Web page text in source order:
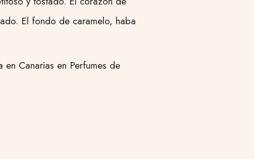
El fondo de caramelo, haba
Canarias en Perfumes de